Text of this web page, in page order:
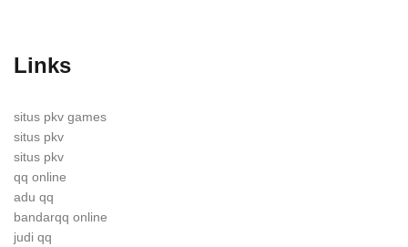
Links
situs pkv games
situs pkv
situs pkv
qq online
adu qq
bandarqq online
judi qq